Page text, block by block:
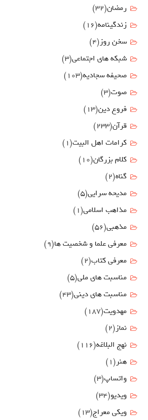
رمضان(32)
زندگینامه(16)
سخن روز (4)
شبکه های اجتماعی(3)
صحیفه سجادیه(103)
صوت(3)
فروع دين(13)
قرآن(233)
كرامات اهل البيت(1)
کلام بزرگان(10)
گناه(2)
مدیحه سرایی(5)
مذاهب اسلامی(1)
مذهبی(56)
معرفی علما و شخصیت ها(9)
معرفی کتاب(2)
مناسبت هاي ملي(5)
مناسبت های دینی(43)
مهدويت(187)
نماز (2)
نهج البلاغه(116)
هنر (1)
واتساپ(3)
ویدیو(34)
ویکی معراج(13)